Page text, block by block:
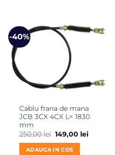
-40%
Cablu frana de mana
JCB 3CX 4CX L= 1830
mm
250,00lei Prețul
inițial
a
fost:
149,00 leiPrețul
ADAUGA IN COS